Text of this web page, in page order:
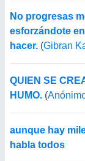
No progresas
esforzándote
hacer. (Gibran
QUIEN SE
HUMO. (
aunque hay
habla todos